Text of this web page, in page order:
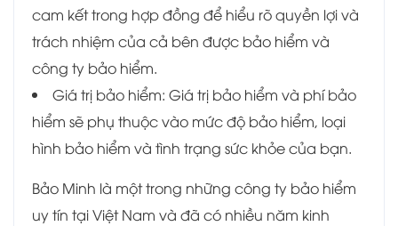
cam kết trong hợp đồng để hiểu rõ quyền lợi và
trách nhiệm của cả bên được bảo hiểm và
công ty bảo hiểm.
Giá trị bảo hiểm: Giá trị bảo hiểm và phí bảo
hiểm sẽ phụ thuộc vào mức độ bảo hiểm, loại
hình bảo hiểm và tình trạng sức khỏe của bạn.
Bảo Minh là một trong những công ty bảo hiểm
uy tín tại Việt Nam và đã có nhiều năm kinh